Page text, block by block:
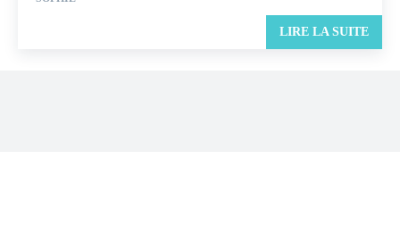
LIRE LA SUITE